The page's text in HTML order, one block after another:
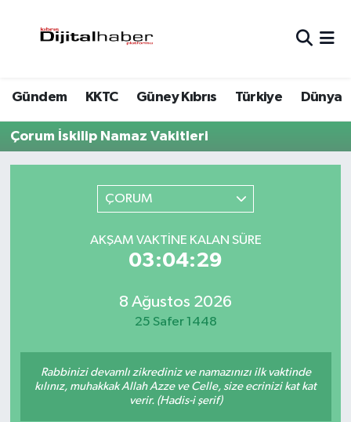
Gündem KKTC Güney Kıbrıs Türkiye Dünya
Çorum İskilip Namaz Vakitleri
ÇORUM
AKŞAM VAKTINE KALAN SÜRE
03:04:29
8 Ağustos 2026
25 Safer 1448
Rabbinizi devamlı zikrediniz ve namazınızı ilk vaktinde
kılınız, muhakkak Allah Azze ve Celle, size ecrinizi kat kat
verir. (Hadis-i şerif)
Trafik Durumu
Süper Lig Puan Durumu ve Fikstür